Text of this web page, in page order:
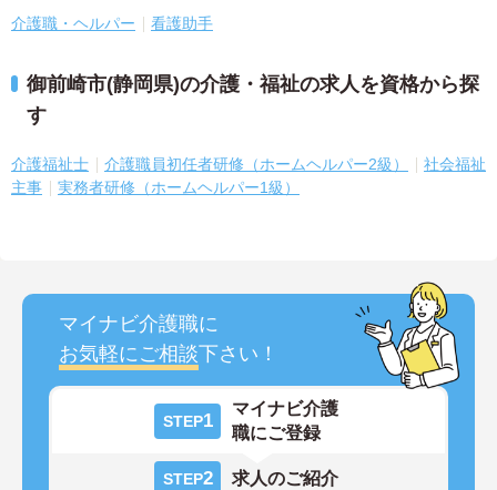
介護職・ヘルパー 看護助手
御前崎市(静岡県)の介護・福祉の求人を資格から探
す
介護福祉士 介護職員初任者研修（ホームヘルパー2級）
社会福祉
主事
実務者研修（ホームヘルパー1級）
マイナビ介護職に
お気軽にご相談下さい！
STEP1
マイナビ介護
職にご登録
STEP2 求人のご紹介